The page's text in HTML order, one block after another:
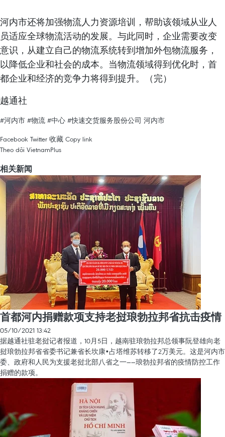
河内市还将加强物流人力资源培训，帮助该领域从业人
员适应全球物流活动的发展。与此同时，企业需要改变
意识，从建立自己的物流系统转到增加外包物流服务，
以降低企业和社会的成本。当物流领域得到优化时，首
都企业和经济的竞争力将得到提升。（完）
越通社
#河内市 #物流 #中心 #快速交货服务股份公司 河内市
Facebook Twitter 收藏 Copy link
Theo dõi VietnamPlus
相关新闻
首都河内捐赠款项支持老挝琅勃拉邦省抗击疫情
05/10/2021 13:42
据越通社驻老挝记者报道，10月5日，越南驻琅勃拉邦总领事阮登雄向老
挝琅勃拉邦省省委书记兼省长坎康•占塔维苏转移了2万美元。这是河内市
委、政府和人民为支援老挝北部八省之一——琅勃拉邦省的疫情防控工作
捐赠的款项。